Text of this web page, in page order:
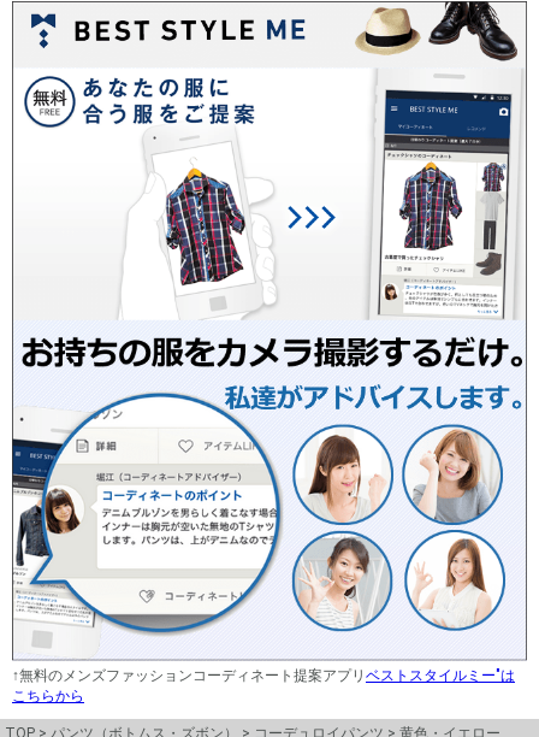
↑無料のメンズファッションコーディネート提案アプリ ベストスタイルミー"は
こちらから